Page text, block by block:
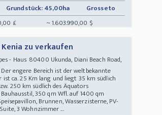
Grundstück: 45,00ha
Grosseto
£ ~ 1.603.990,00 $
zu verkaufen
- Haus 80400 Ukunda, Diani Beach Road,
engere Bereich ist der weltbekannte
ca. 25 Km lang und liegt 35 km südlich
250 km südlich des Äquators
350 qm Wfl. auf 1400 qm
Brunnen, Wasserzisterne, PV-
3 Wohnzimmer ...